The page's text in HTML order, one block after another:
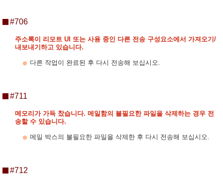
#706
주소록이 리모트 UI 또는 사용 중인 다른 전송 구성요소에서 가져오기/
내보내기하고 있습니다.
다른 작업이 완료된 후 다시 전송해 보십시오.
#711
메모리가 가득 찼습니다. 메일함의 불필요한 파일을 삭제하는 경우 전
송할 수 있습니다.
메일 박스의 불필요한 파일을 삭제한 후 다시 전송해 보십시오.
#712